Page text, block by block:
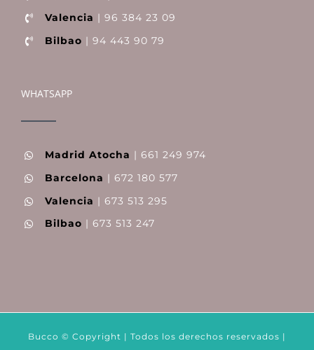
Valencia | 96 384 23 09
Bilbao | 94 443 90 79
WHATSAPP
Madrid Atocha | 661 249 974
Barcelona | 672 180 577
Valencia | 673 513 295
Bilbao | 673 513 247
Bucco © Copyright | Todos los derechos reservados |